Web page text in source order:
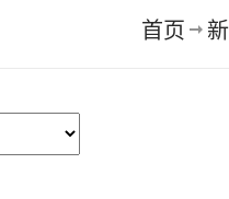
首页